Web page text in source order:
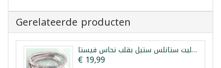
Gerelateerde producten
شطاف تواليت ستانلس ستيل بقلب نحاس فيستا
€ 19,99